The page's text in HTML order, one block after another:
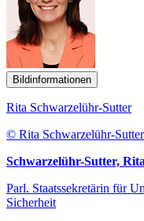
Bildinformationen
Rita Schwarzelühr-Sutter
© Rita Schwarzelühr-
Schwarzelühr-Sutter, Rita
Parl. Staatssekretärin für
Sicherheit